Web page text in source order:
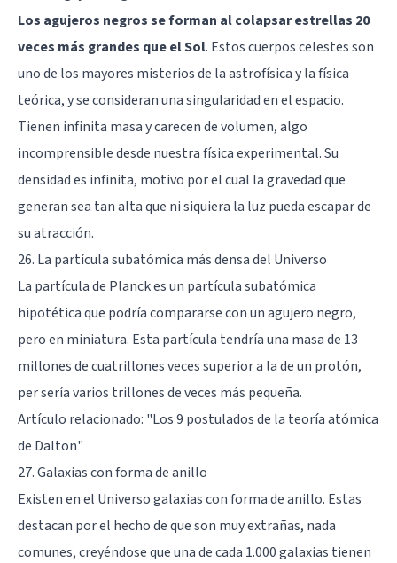
Los agujeros negros se forman al colapsar estrellas 20
veces más grandes que el Sol. Estos cuerpos celestes son
uno de los mayores misterios de la astrofísica y la física
teórica, y se consideran una singularidad en el espacio.
Tienen infinita masa y carecen de volumen, algo
incomprensible desde nuestra física experimental. Su
densidad es infinita, motivo por el cual la gravedad que
generan sea tan alta que ni siquiera la luz pueda escapar de
su atracción.
26. La partícula subatómica más densa del Universo
La partícula de Planck es un partícula subatómica
hipotética que podría compararse con un agujero negro,
pero en miniatura. Esta partícula tendría una masa de 13
millones de cuatrillones veces superior a la de un protón,
per sería varios trillones de veces más pequeña.
Artículo relacionado: "Los 9 postulados de la teoría atómica
de Dalton"
27. Galaxias con forma de anillo
Existen en el Universo galaxias con forma de anillo. Estas
destacan por el hecho de que son muy extrañas, nada
comunes, creyéndose que una de cada 1.000 galaxias tienen